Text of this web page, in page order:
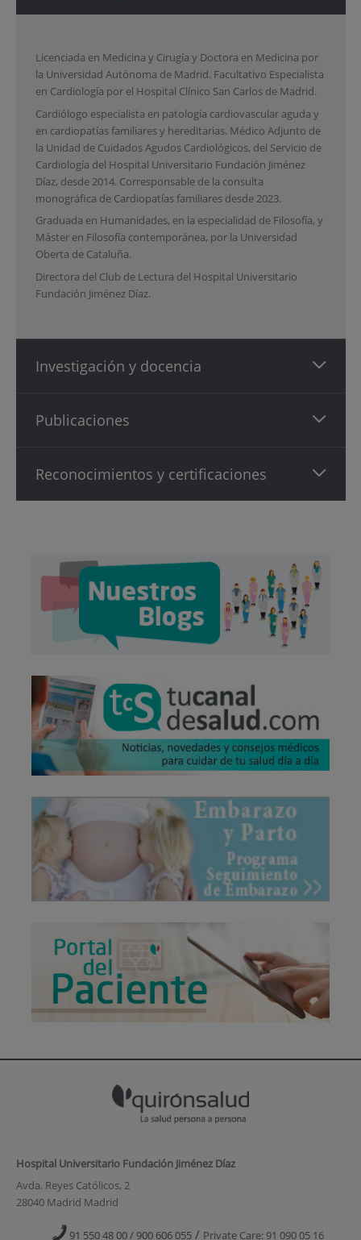
Licenciada en Medicina y Cirugía y Doctora en Medicina por
la Universidad Autónoma de Madrid. Facultativo Especialista
en Cardiología por el Hospital Clínico San Carlos de Madrid.
Cardiólogo especialista en patología cardiovascular aguda y
en cardiopatías familiares y hereditarias. Médico Adjunto de
la Unidad de Cuidados Agudos Cardiológicos, del Servicio de
Cardiología del Hospital Universitario Fundación Jiménez
Díaz, desde 2014. Corresponsable de la consulta
monográfica de Cardiopatías familiares desde 2023.
Graduada en Humanidades, en la especialidad de Filosofía, y
Máster en Filosofía contemporánea, por la Universidad
Oberta de Cataluña.
Directora del Club de Lectura del Hospital Universitario
Fundación Jiménez Díaz.
Investigación y docencia
Publicaciones
Reconocimientos y certificaciones
Hospital Universitario Fundación Jiménez Díaz
Avda. Reyes Católicos, 2
28040 Madrid Madrid
91 550 48 00 / 900 606 055 / Private Care: 91 090 05 16